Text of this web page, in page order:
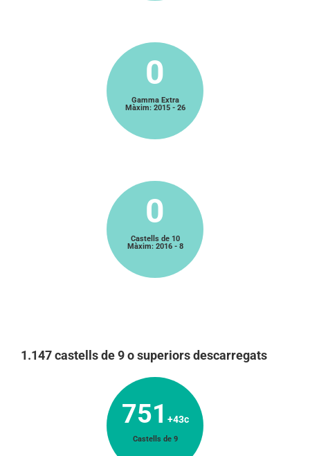
0
Gamma Extra
Màxim: 2015 - 26
0
Castells de 10
Màxim: 2016 - 8
1.147 castells de 9 o superiors descarregats
751 +43c
Castells de 9